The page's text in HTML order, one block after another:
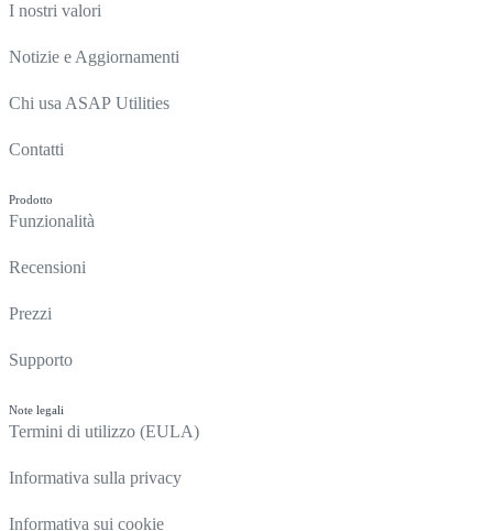
I nostri valori
Notizie e Aggiornamenti
Chi usa ASAP Utilities
Contatti
Prodotto
Funzionalità
Recensioni
Prezzi
Supporto
Note legali
Termini di utilizzo (EULA)
Informativa sulla privacy
Informativa sui cookie